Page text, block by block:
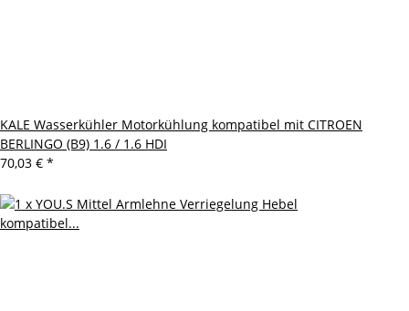
KALE Wasserkühler Motorkühlung kompatibel mit CITROEN
BERLINGO (B9) 1.6 / 1.6 HDI
70,03 € *